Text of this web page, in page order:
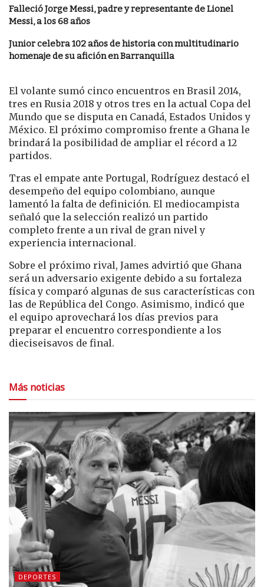
Falleció Jorge Messi, padre y representante de Lionel
Messi, a los 68 años
Junior celebra 102 años de historia con multitudinario
homenaje de su afición en Barranquilla
El volante sumó cinco encuentros en Brasil 2014,
tres en Rusia 2018 y otros tres en la actual Copa del
Mundo que se disputa en Canadá, Estados Unidos y
México. El próximo compromiso frente a Ghana le
brindará la posibilidad de ampliar el récord a 12
partidos.
Tras el empate ante Portugal, Rodríguez destacó el
desempeño del equipo colombiano, aunque
lamentó la falta de definición. El mediocampista
señaló que la selección realizó un partido
completo frente a un rival de gran nivel y
experiencia internacional.
Sobre el próximo rival, James advirtió que Ghana
será un adversario exigente debido a su fortaleza
física y comparó algunas de sus características con
las de República del Congo. Asimismo, indicó que
el equipo aprovechará los días previos para
preparar el encuentro correspondiente a los
dieciseisavos de final.
Más noticias
DEPORTES